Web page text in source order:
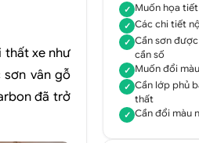
thất xe như
vân gỗ
đã trở
✓ Muốn họa
✓ Các chi tiết
✓ Cần sơn
cần số
✓ Muốn đổi
✓ Cần lớp phủ
thất
✓ Cần đổi màu